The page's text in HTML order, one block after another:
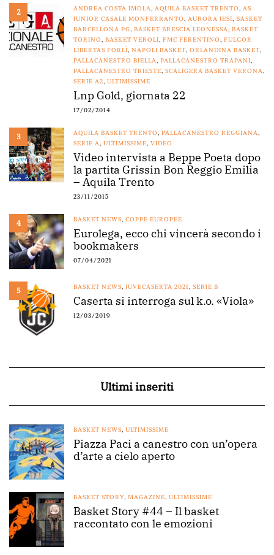
2 ANDREA COSTA IMOLA, AQUILA BASKET TRENTO, AS
JUNIOR CASALE MONFERRANTO, AURORA JESI, BASKET
BARCELLONA PG, BASKET BRESCIA LEONESSA, BASKET
TORINO, BASKET VEROLI, FMC FERENTINO, FULGOR
LIBERTAS FORLÌ, NAPOLI BASKET, ORLANDINA BASKET,
PALLACANESTRO BIELLA, PALLACANESTRO TRAPANI,
PALLACANESTRO TRIESTE, SCALIGERA BASKET VERONA,
SERIE A2, ULTIMISSIME
Lnp Gold, giornata 22
17/02/2014
3 AQUILA BASKET TRENTO, PALLACANESTRO REGGIANA,
SERIE A, ULTIMISSIME, VIDEO
Video intervista a Beppe Poeta dopo
la partita Grissin Bon Reggio Emilia
– Aquila Trento
23/11/2015
4 BASKET NEWS, COPPE EUROPEE
Eurolega, ecco chi vincerà secondo i
bookmakers
07/04/2021
5 BASKET NEWS, JUVECASERTA 2021, SERIE B
Caserta si interroga sul k.o. «Viola»
12/03/2019
Ultimi inseriti
BASKET NEWS, ULTIMISSIME
Piazza Paci a canestro con un’opera
d’arte a cielo aperto
BASKET STORY, MAGAZINE, ULTIMISSIME
Basket Story #44 – Il basket
raccontato con le emozioni